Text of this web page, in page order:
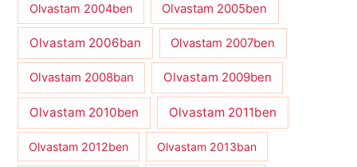
Olvastam 2004ben Olvastam 2005ben
Olvastam 2006ban Olvastam 2007ben
Olvastam 2008ban Olvastam 2009ben
Olvastam 2010ben Olvastam 2011ben
Olvastam 2012ben Olvastam 2013ban